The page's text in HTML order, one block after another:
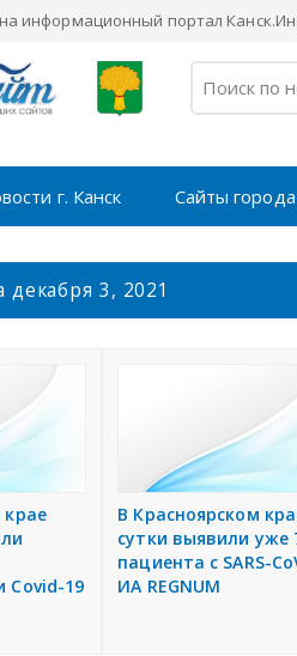
информационный портал
г. Канск Сайты города
3, 2021
крае
Covid-19
В Красноярском
сутки выявили уже
пациента с SARS-
ИА REGNUM